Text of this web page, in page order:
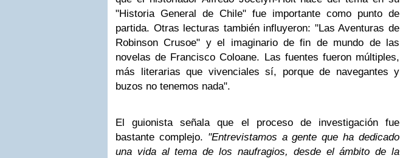
"Historia General de Chile" fue importante como punto de
partida. Otras lecturas también influyeron: "Las Aventuras de
Robinson Crusoe" y el imaginario de fin de mundo de las
novelas de Francisco Coloane. Las fuentes fueron múltiples,
más literarias que vivenciales sí, porque de navegantes y
buzos no tenemos nada".
El guionista señala que el proceso de investigación fue
bastante complejo. "Entrevistamos a gente que ha dedicado
una vida al tema de los naufragios, desde el ámbito de la